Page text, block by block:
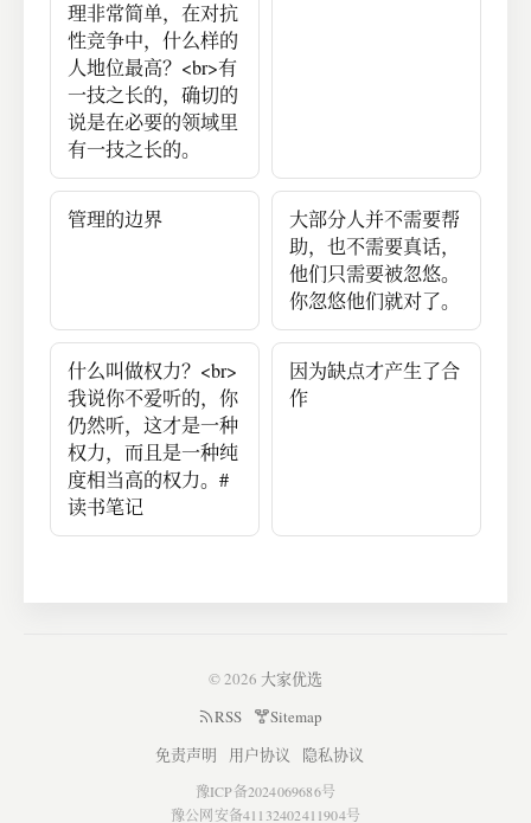
理非常简单，在对抗
性竞争中，什么样的
人地位最高？<br>有
一技之长的，确切的
说是在必要的领域里
有一技之长的。
管理的边界
大部分人并不需要帮
助，也不需要真话，
他们只需要被忽悠。
你忽悠他们就对了。
什么叫做权力？<br>
我说你不爱听的，你
仍然听，这才是一种
权力，而且是一种纯
度相当高的权力。#
读书笔记
因为缺点才产生了合
作
© 2026 大家优选
RSS
Sitemap
免责声明
用户协议 隐私协议
豫ICP备2024069686号
豫公网安备41132402411904号